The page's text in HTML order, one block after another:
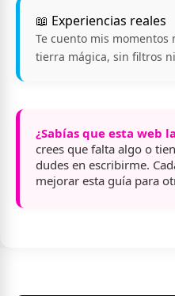
📖 Experiencias reales
Te cuento mis momentos
tierra mágica, sin filtros
¿Sabías que esta web
crees que falta algo o
dudes en escribirme.
mejorar esta guía para